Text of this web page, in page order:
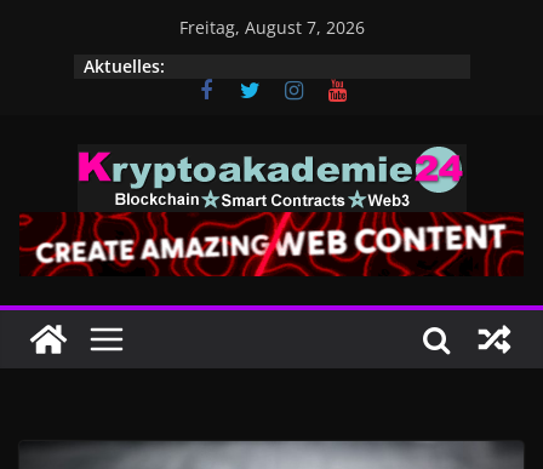
Freitag, August 7, 2026
Aktuelles: